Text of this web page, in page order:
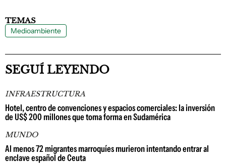
TEMAS
Medioambiente
SEGUÍ LEYENDO
INFRAESTRUCTURA
Hotel, centro de convenciones y espacios comerciales: la inversión
de US$ 200 millones que toma forma en Sudamérica
MUNDO
Al menos 72 migrantes marroquíes murieron intentando entrar al
enclave español de Ceuta